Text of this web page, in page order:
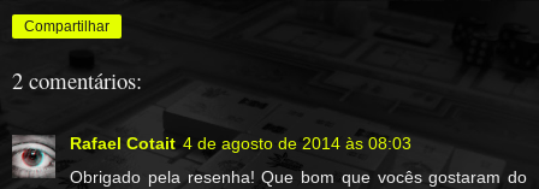
Compartilhar
2 comentários:
Rafael Cotait 4 de agosto de 2014 às 08:03
Obrigado pela resenha! Que bom que vocês gostaram do